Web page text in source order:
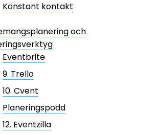
Konstant kontakt
och
Eventbrite
9. Trello
10. Cvent
Planeringspodd
12. Eventzilla